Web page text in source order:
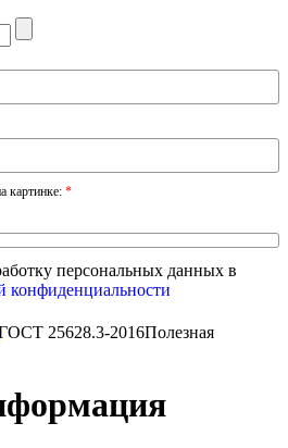
картинке: *
персональных данных в
конфиденциальности
25628.3-2016Полезная